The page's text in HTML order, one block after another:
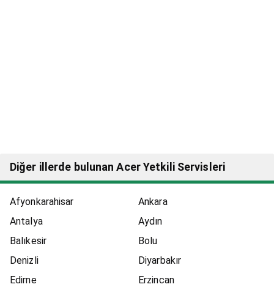
Diğer illerde bulunan Acer Yetkili Servisleri
Afyonkarahisar
Ankara
Antalya
Aydın
Balıkesir
Bolu
Denizli
Diyarbakır
Edirne
Erzincan